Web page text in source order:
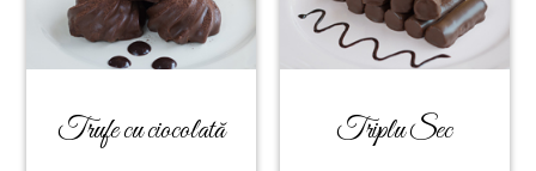
Trufe cu ciocolată Triplu Sec